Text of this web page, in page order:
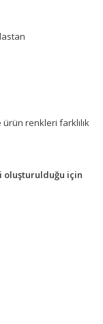
renkleri farklılık
oluşturulduğu için